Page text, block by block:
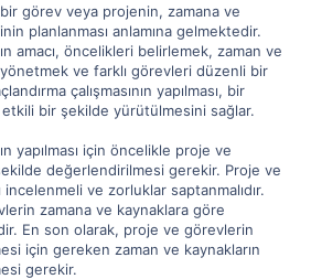
bir görev veya projenin, zamana ve
planlanması anlamına gelmektedir.
amacı, öncelikleri belirlemek, zaman ve
ve farklı görevleri düzenli bir
çalışmasının yapılması, bir
bir şekilde yürütülmesini sağlar.
yapılması için öncelikle proje ve
değerlendirilmesi gerekir. Proje ve
incelenmeli ve zorluklar saptanmalıdır.
zamana ve kaynaklara göre
En son olarak, proje ve görevlerin
için gereken zaman ve kaynakların
gerekir.